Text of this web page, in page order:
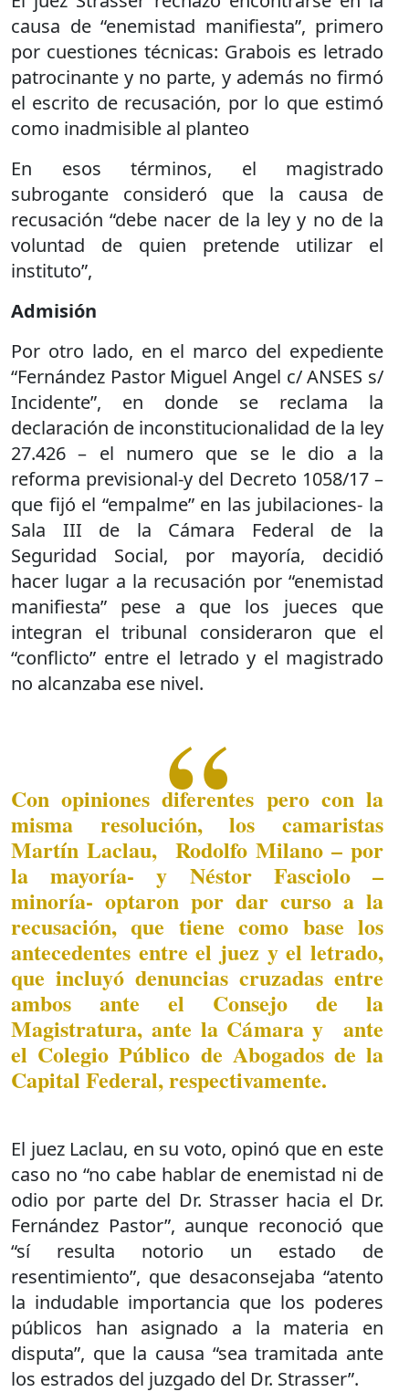
causa de “enemistad manifiesta”, primero
por cuestiones técnicas: Grabois es letrado
patrocinante y no parte, y además no firmó
el escrito de recusación, por lo que estimó
como inadmisible al planteo
En esos términos, el magistrado
subrogante consideró que la causa de
recusación “debe nacer de la ley y no de la
voluntad de quien pretende utilizar el
instituto”,
Admisión
Por otro lado, en el marco del expediente
“Fernández Pastor Miguel Angel c/ ANSES s/
Incidente”, en donde se reclama la
declaración de inconstitucionalidad de la ley
27.426 – el numero que se le dio a la
reforma previsional-y del Decreto 1058/17 –
que fijó el “empalme” en las jubilaciones- la
Sala III de la Cámara Federal de la
Seguridad Social, por mayoría, decidió
hacer lugar a la recusación por “enemistad
manifiesta” pese a que los jueces que
integran el tribunal consideraron que el
“conflicto” entre el letrado y el magistrado
no alcanzaba ese nivel.
Con opiniones diferentes pero con la
misma resolución, los camaristas
Martín Laclau, Rodolfo Milano – por
la mayoría- y Néstor Fasciolo –
minoría- optaron por dar curso a la
recusación, que tiene como base los
antecedentes entre el juez y el letrado,
que incluyó denuncias cruzadas entre
ambos ante el Consejo de la
Magistratura, ante la Cámara y ante
el Colegio Público de Abogados de la
Capital Federal, respectivamente.
El juez Laclau, en su voto, opinó que en este
caso no “no cabe hablar de enemistad ni de
odio por parte del Dr. Strasser hacia el Dr.
Fernández Pastor”, aunque reconoció que
“sí resulta notorio un estado de
resentimiento”, que desaconsejaba “atento
la indudable importancia que los poderes
públicos han asignado a la materia en
disputa”, que la causa “sea tramitada ante
los estrados del juzgado del Dr. Strasser”.